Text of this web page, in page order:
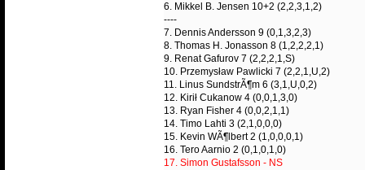
6. Mikkel B. Jensen 10+2 (2,2,3,1,2)
----
7. Dennis Andersson 9 (0,1,3,2,3)
8. Thomas H. Jonasson 8 (1,2,2,2,1)
9. Renat Gafurov 7 (2,2,2,1,S)
10. Przemysław Pawlicki 7 (2,2,1,U,2)
11. Linus SundstrÃ¶m 6 (3,1,U,0,2)
12. Kirił Cukanow 4 (0,0,1,3,0)
13. Ryan Fisher 4 (0,0,2,1,1)
14. Timo Lahti 3 (2,1,0,0,0)
15. Kevin WÃ¶lbert 2 (1,0,0,0,1)
16. Tero Aarnio 2 (0,1,0,1,0)
17. Simon Gustafsson - NS